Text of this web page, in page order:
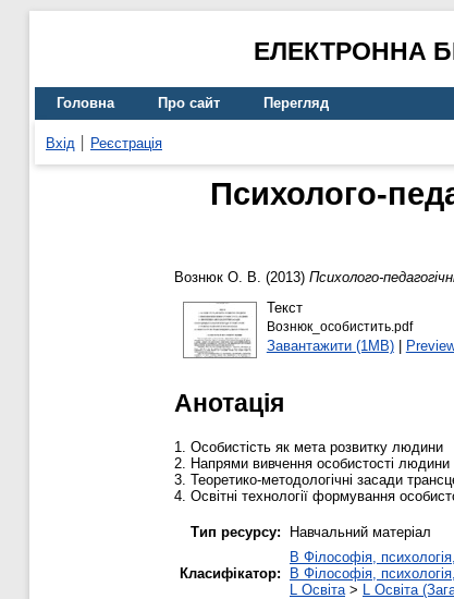
ЕЛЕКТРОННА
Головна Про сайт Перегляд
Вхід Реєстрація
Психолого-
Вознюк О. В. (2013) Психолого-
Текст
Вознюк_особистить.pdf
Завантажити (1MB)|
Анотація
1. Особистість як мета розвитку людини
2. Напрями вивчення особистості людини
3. Теоретико-методологічні засади
4. Освітні технології формування
Тип ресурсу: Навчальний матеріал
Класифікатор:
B Філософія, психологія,
B Філософія, психологія,
L Освіта > L Освіта